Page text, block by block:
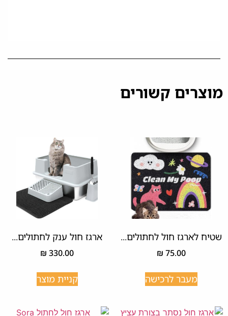
מוצרים קשורים
שטיח לארגז חול לחתולים...
₪ 75.00
מעבר לרכישה
ארגז חול ענק לחתולים...
₪ 330.00
קניית מוצר